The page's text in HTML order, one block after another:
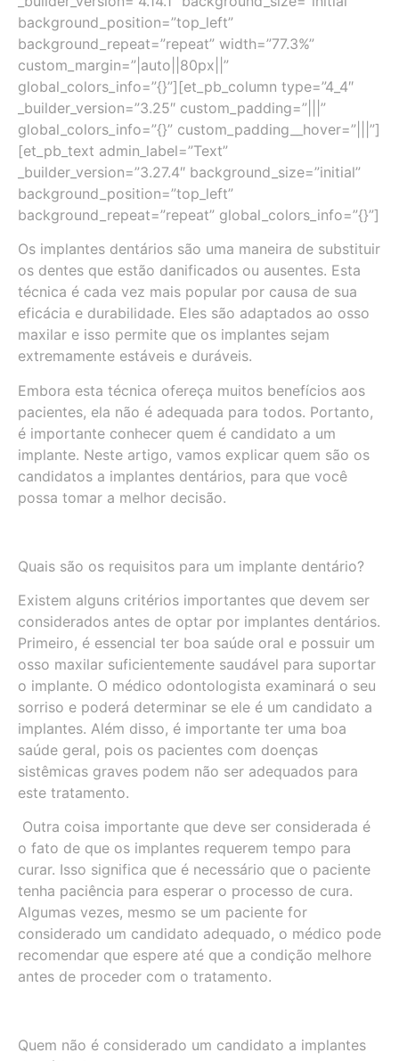
background_position=”top_left”
background_repeat=”repeat” width=”77.3%”
custom_margin=”|auto||80px||”
global_colors_info=”{}”][et_pb_column type=”4_4″
_builder_version=”3.25″ custom_padding=”|||”
global_colors_info=”{}” custom_padding__hover=”|||”]
[et_pb_text admin_label=”Text”
_builder_version=”3.27.4″ background_size=”initial”
background_position=”top_left”
background_repeat=”repeat” global_colors_info=”{}”]
Os implantes dentários são uma maneira de substituir
os dentes que estão danificados ou ausentes. Esta
técnica é cada vez mais popular por causa de sua
eficácia e durabilidade. Eles são adaptados ao osso
maxilar e isso permite que os implantes sejam
extremamente estáveis e duráveis.
Embora esta técnica ofereça muitos benefícios aos
pacientes, ela não é adequada para todos. Portanto,
é importante conhecer quem é candidato a um
implante. Neste artigo, vamos explicar quem são os
candidatos a implantes dentários, para que você
possa tomar a melhor decisão.
Quais são os requisitos para um implante dentário?
Existem alguns critérios importantes que devem ser
considerados antes de optar por implantes dentários.
Primeiro, é essencial ter boa saúde oral e possuir um
osso maxilar suficientemente saudável para suportar
o implante. O médico odontologista examinará o seu
sorriso e poderá determinar se ele é um candidato a
implantes. Além disso, é importante ter uma boa
saúde geral, pois os pacientes com doenças
sistêmicas graves podem não ser adequados para
este tratamento.
Outra coisa importante que deve ser considerada é
o fato de que os implantes requerem tempo para
curar. Isso significa que é necessário que o paciente
tenha paciência para esperar o processo de cura.
Algumas vezes, mesmo se um paciente for
considerado um candidato adequado, o médico pode
recomendar que espere até que a condição melhore
antes de proceder com o tratamento.
Quem não é considerado um candidato a implantes